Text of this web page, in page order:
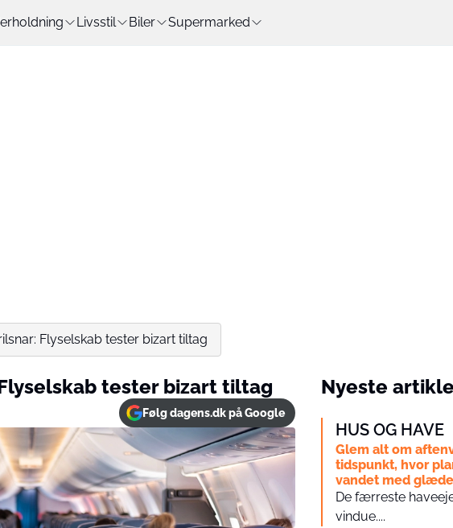
Livsstil Biler Supermarked
Flyselskab tester bizart tiltag
tester bizart tiltag
Følg dagens.dk på Google
Nyeste
HUS OG HAVE
Glem alt om
tidspunkt, hvor
vandet med glæde
De færreste
vindue....